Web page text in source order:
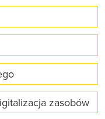
zasobów